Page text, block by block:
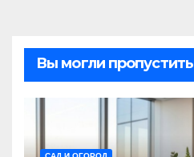
Вы могли пропустить